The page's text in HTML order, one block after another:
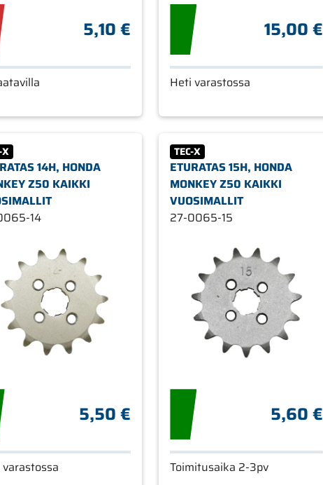
5,10 € 15,00 €
Heti varastossa
X
14H, HONDA
Z50 KAIKKI
14
5,50 €
TEC-X
ETURATAS 15H, HONDA
MONKEY Z50 KAIKKI
VUOSIMALLIT
27-0065-15
5,60 €
Toimitusaika 2-3pv